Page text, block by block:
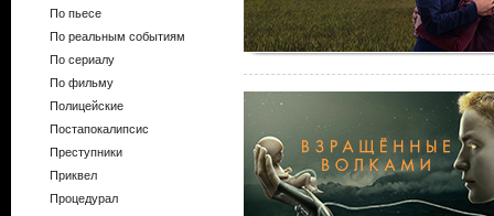
По пьесе
По реальным событиям
По сериалу
По фильму
Полицейские
Постапокалипсис
Преступники
Приквел
Процедурал